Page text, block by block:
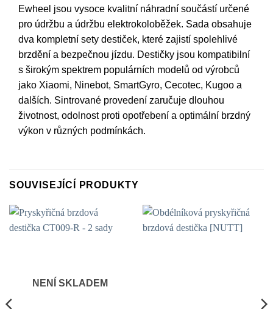
Ewheel jsou vysoce kvalitní náhradní součástí určené
pro údržbu a údržbu elektrokoloběžek. Sada obsahuje
dva kompletní sety destiček, které zajistí spolehlivé
brzdění a bezpečnou jízdu. Destičky jsou kompatibilní
s širokým spektrem populárních modelů od výrobců
jako Xiaomi, Ninebot, SmartGyro, Cecotec, Kugoo a
dalších. Sintrované provedení zaručuje dlouhou
životnost, odolnost proti opotřebení a optimální brzdný
výkon v různých podmínkách.
SOUVISEJÍCÍ PRODUKTY
NENÍ SKLADEM